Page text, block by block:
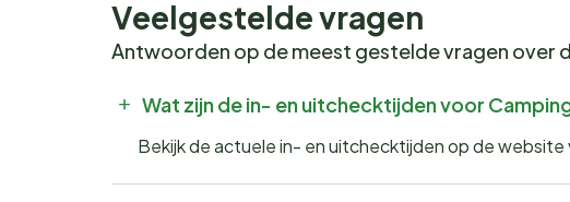
Veelgestelde vragen
Antwoorden op de meest gestelde vragen over
Wat zijn de in- en uitchecktijden voor
Bekijk de actuele in- en uitchecktijden op de website